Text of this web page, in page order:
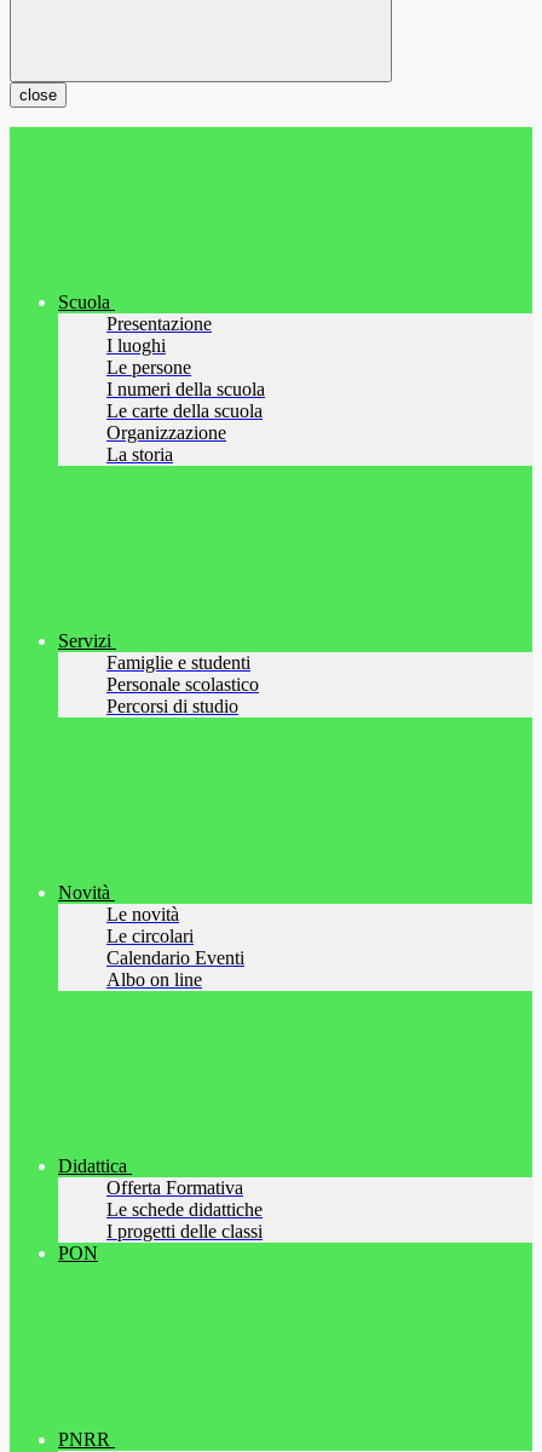
close
Scuola
Presentazione
I luoghi
Le persone
I numeri della scuola
Le carte della scuola
Organizzazione
La storia
Servizi
Famiglie e studenti
Personale scolastico
Percorsi di studio
Novità
Le novità
Le circolari
Calendario Eventi
Albo on line
Didattica
Offerta Formativa
Le schede didattiche
I progetti delle classi
PON
PNRR